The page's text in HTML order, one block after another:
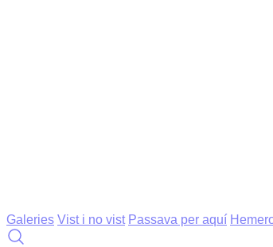
Galeries Vist i no vist Passava per aquí